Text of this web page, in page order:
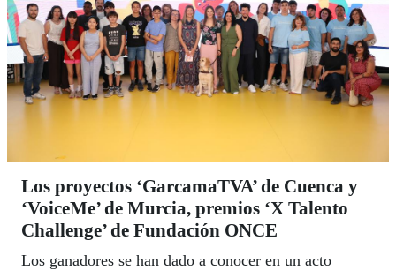
Los proyectos ‘GarcamaTVA’ de Cuenca y
‘VoiceMe’ de Murcia, premios ‘X Talento
Challenge’ de Fundación ONCE
Los ganadores se han dado a conocer en un acto